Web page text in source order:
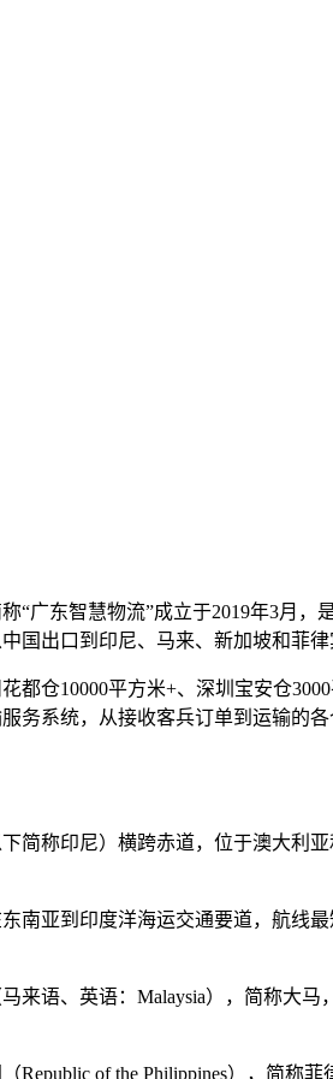
“广东智慧物流”成立于2019年3月
国出口到印尼、马来、新加坡和菲
都仓10000平方米+、深圳宝安仓
务系统，从接收客兵订单到运输的
称印尼）横跨赤道，位于澳大利亚
亚到印度洋海运交通要道，航线最
语、英语：Malaysia），简称大马
of the Philippines），简称